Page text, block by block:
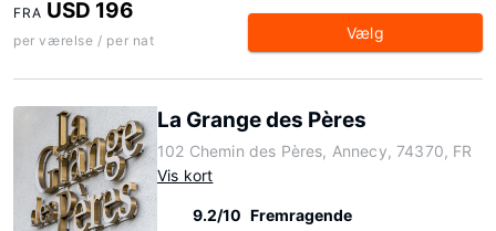
FRA USD 196
per værelse / per nat Vælg
La Grange des Pères
102 Chemin des Pères, Annecy, 74370, FR
Vis kort
9.2/10 Fremragende